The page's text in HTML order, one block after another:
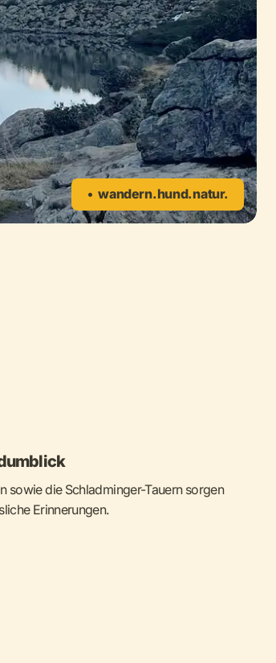
wandern. hund. natur.
sowie die Schladminger-Tauern sorgen
Erinnerungen.